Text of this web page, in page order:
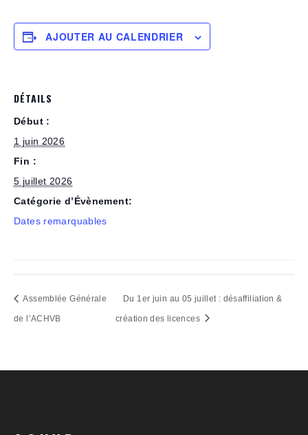
AJOUTER AU CALENDRIER
DÉTAILS
Début :
1 juin 2026
Fin :
5 juillet 2026
Catégorie d’Évènement:
Dates remarquables
Assemblée Générale
de l’ACHVB
Du 1er juin au 05 juillet : désaffiliation &
création des licences